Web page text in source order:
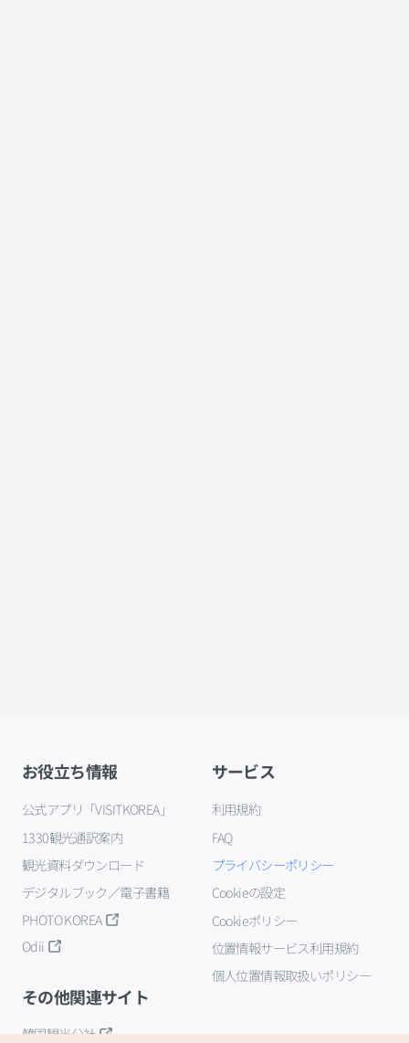
お役立ち情報
公式アプリ「VISITKOREA」
1330観光通訳案内
観光資料ダウンロード
デジタルブック／電子書籍
PHOTO KOREA
Odii
サービス
利用規約
FAQ
プライバシーポリシー
Cookieの設定
Cookieポリシー
位置情報サービス利用規約
個人位置情報取扱いポリシー
その他関連サイト
韓国観光公社